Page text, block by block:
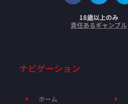
18歳以上のみ
責任あるギャンブル
ナビゲーション
ホーム